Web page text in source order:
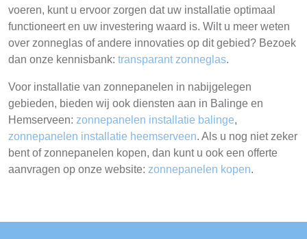
voeren, kunt u ervoor zorgen dat uw installatie optimaal
functioneert en uw investering waard is. Wilt u meer weten
over zonneglas of andere innovaties op dit gebied? Bezoek
dan onze kennisbank: transparant zonneglas.
Voor installatie van zonnepanelen in nabijgelegen
gebieden, bieden wij ook diensten aan in Balinge en
Hemserveen: zonnepanelen installatie balinge,
zonnepanelen installatie heemserveen. Als u nog niet zeker
bent of zonnepanelen kopen, dan kunt u ook een offerte
aanvragen op onze website: zonnepanelen kopen.